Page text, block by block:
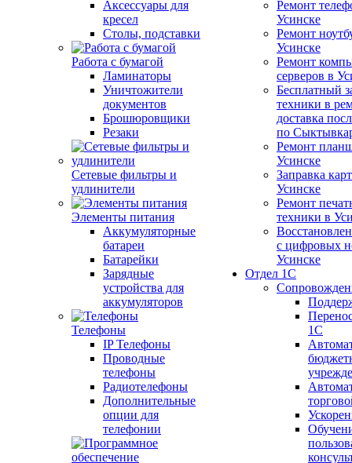
Аксессуары для
кресел
Столы, подставки
Работа с бумагой
Ламинаторы
Уничтожители
документов
Брошюровщики
Резаки
Сетевые фильтры и
удлинители
Элементы питания
Аккумуляторные
батареи
Батарейки
Зарядные
устройства для
аккумуляторов
Телефоны
IP Телефоны
Проводные
телефоны
Радиотелефоны
Дополнительные
опции для
телефонии
Ремонт
Усинске
Ремонт
Усинске
Ремонт
серверов в
Бесплатный
техники в
доставка
по
Ремонт
Усинске
Заправка
Усинске
Ремонт
техники в
с цифровых
Усинске
Отдел 1С
1С